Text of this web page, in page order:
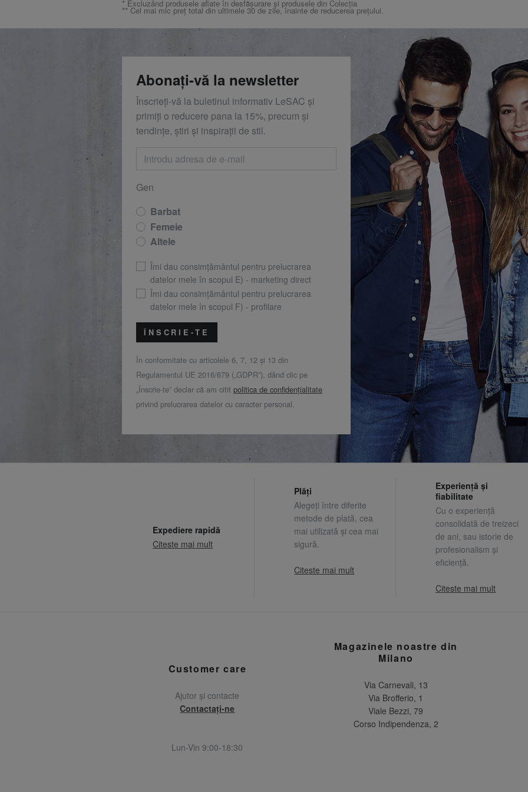
* Excluzând produsele aflate în desfășurare și produsele din Colecția
** Cel mai mic preț total din ultimele 30 de zile, înainte de reducerea prețului.
Abonați-vă la newsletter
Înscrieți-vă la buletinul informativ LeSAC și
primiți o reducere pana la 15%, precum și
tendințe, știri și inspirații de stil.
Gen
Barbat
Femeie
Altele
Îmi dau consimțământul pentru prelucrarea
datelor mele în scopul E) - marketing direct
Îmi dau consimțământul pentru prelucrarea
datelor mele în scopul F) - profilare
ÎNSCRIE-TE
În conformitate cu articolele 6, 7, 12 și 13 din
Regulamentul UE 2016/679 („GDPR”), dând clic pe
„Înscrie-te” declar că am citit politica de confidențialitate
privind prelucrarea datelor cu caracter personal.
Expediere rapidă
Citeste mai mult
Plăți
Alegeți între diferite
metode de plată, cea
mai utilizată și cea mai
sigură.
Citeste mai mult
Experiență și
fiabilitate
Cu o experiență
consolidată de treizeci
de ani, sau istorie de
profesionalism și
eficiență.
Citeste mai mult
Customer care
Ajutor și contacte
Contactați-ne
Lun-Vin 9:00-18:30
Magazinele noastre din
Milano
Via Carnevali, 13
Via Brofferio, 1
Viale Bezzi, 79
Corso Indipendenza, 2